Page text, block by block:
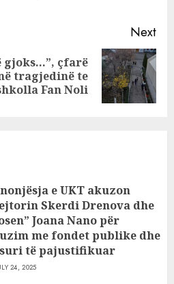
Next
gjoks…”, çfarë
tragjedinë te
Fan Noli
e UKT akuzon
Skerdi Drenova dhe
Joana Nano për
me fondet publike dhe
të pajustifikuar
24, 2025